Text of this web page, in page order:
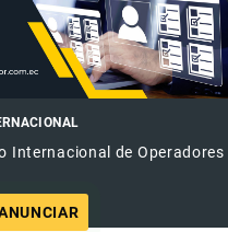
Internacional de Operadores